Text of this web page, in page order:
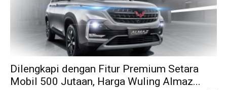
Dilengkapi dengan Fitur Premium Setara
Mobil 500 Jutaan, Harga Wuling Almaz...